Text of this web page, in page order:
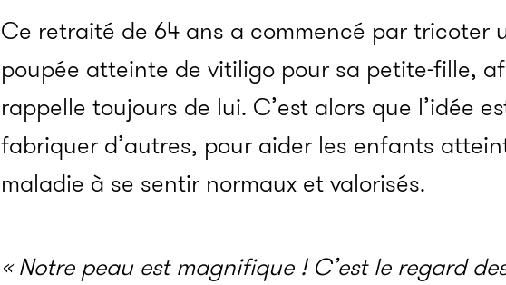
Ce retraité de 64 ans a commencé par tricoter
poupée atteinte de vitiligo pour sa petite-fille,
rappelle toujours de lui. C’est alors que l’idée
fabriquer d’autres, pour aider les enfants
maladie à se sentir normaux et valorisés.
« Notre peau est magnifique ! C’est le regard